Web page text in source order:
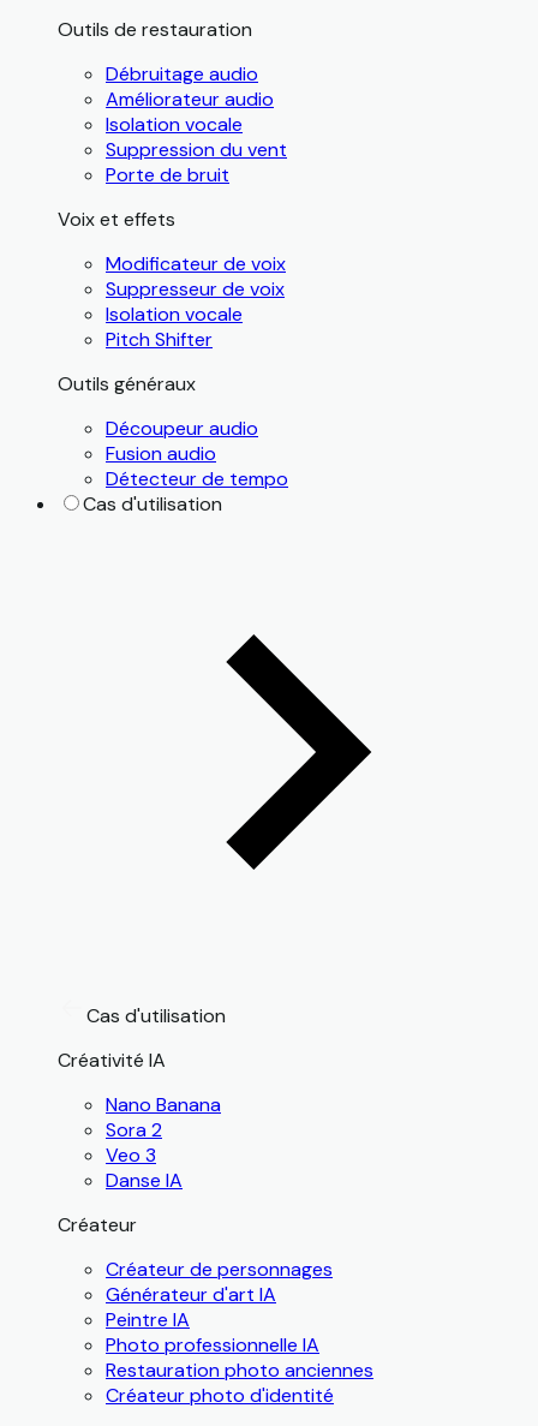
Outils de restauration
Débruitage audio
Améliorateur audio
Isolation vocale
Suppression du vent
Porte de bruit
Voix et effets
Modificateur de voix
Suppresseur de voix
Isolation vocale
Pitch Shifter
Outils généraux
Découpeur audio
Fusion audio
Détecteur de tempo
Cas d'utilisation
Cas d'utilisation
Créativité IA
Nano Banana
Sora 2
Veo 3
Danse IA
Créateur
Créateur de personnages
Générateur d'art IA
Peintre IA
Photo professionnelle IA
Restauration photo anciennes
Créateur photo d'identité